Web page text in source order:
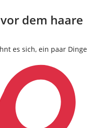
dem haare
es sich, ein paar Dinge